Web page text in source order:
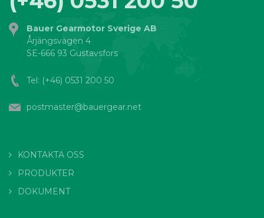
Bauer Gearmotor Sverige AB
Årjängsvägen 4
SE-666 93 Gustavsfors
Tel: (+46) 0531 200 50
postmaster@bauergear.net
KONTAKTA OSS
PRODUKTER
DOKUMENT